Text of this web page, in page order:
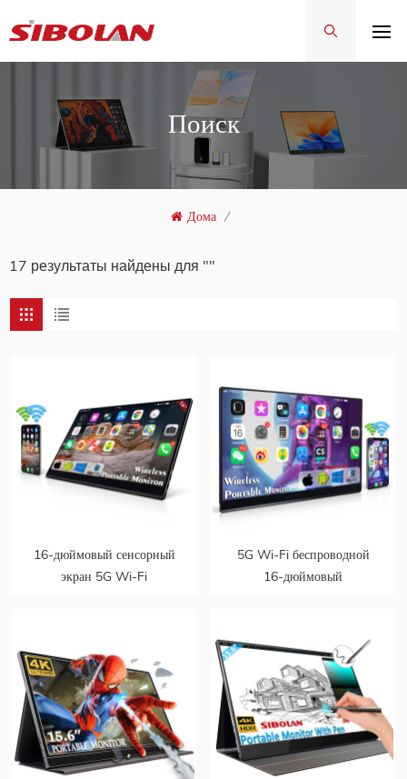
Поиск
Дома /
17 результаты найдены для ""
16-дюймовый сенсорный
экран 5G Wi-Fi
5G Wi-Fi беспроводной
16-дюймовый
встроенным аккумулятором